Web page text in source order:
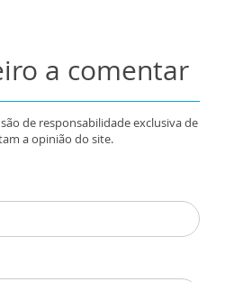
a comentar
de responsabilidade exclusiva de
a opinião do site.